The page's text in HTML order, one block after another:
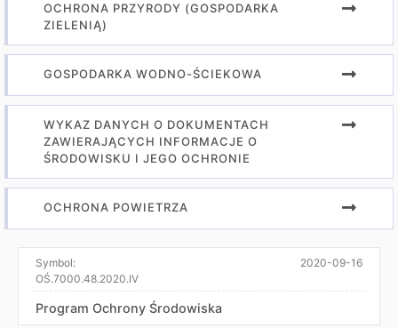
OCHRONA PRZYRODY (GOSPODARKA
ZIELENIĄ)
GOSPODARKA WODNO-ŚCIEKOWA
WYKAZ DANYCH O DOKUMENTACH
ZAWIERAJĄCYCH INFORMACJE O
ŚRODOWISKU I JEGO OCHRONIE
OCHRONA POWIETRZA
Symbol:
OŚ.7000.48.2020.IV
2020-09-16
Program Ochrony Środowiska